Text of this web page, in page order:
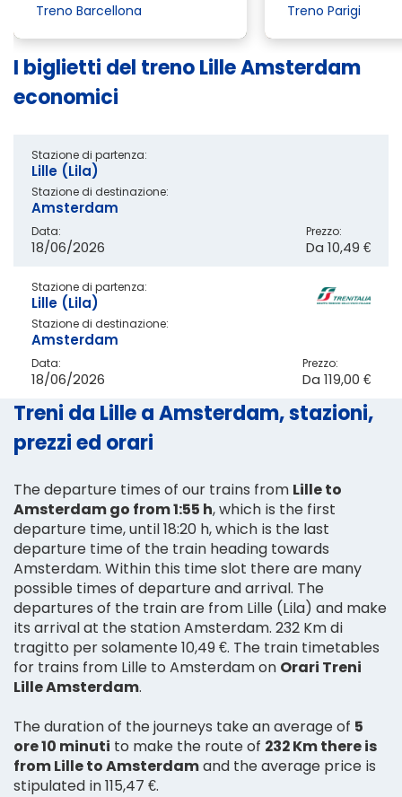
Treno Barcellona Treno Parigi
I biglietti del treno Lille Amsterdam
economici
Stazione di partenza:
Lille (Lila)
Stazione di destinazione:
Amsterdam
Data:
18/06/2026
Prezzo:
Da 10,49 €
Stazione di partenza:
Lille (Lila)
Stazione di destinazione:
Amsterdam
Data:
18/06/2026
Prezzo:
Da 119,00 €
Treni da Lille a Amsterdam, stazioni,
prezzi ed orari
The departure times of our trains from Lille to
Amsterdam go from 1:55 h, which is the first
departure time, until 18:20 h, which is the last
departure time of the train heading towards
Amsterdam. Within this time slot there are many
possible times of departure and arrival. The
departures of the train are from Lille (Lila) and make
its arrival at the station Amsterdam. 232 Km di
tragitto per solamente 10,49 €. The train timetables
for trains from Lille to Amsterdam on Orari Treni
Lille Amsterdam.
The duration of the journeys take an average of 5
ore 10 minuti to make the route of 232 Km there is
from Lille to Amsterdamand the average price is
stipulated in 115,47 €.